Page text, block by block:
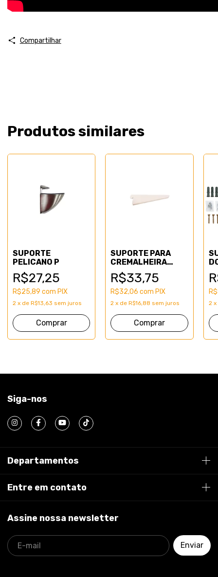
Compartilhar
Produtos similares
SUPORTE
PELICANO P
R$27,25
R$25,89 com PIX
2 x de R$13,63 sem juros
Comprar
SUPORTE PARA
CREMALHEIRA
DUPLA BRANCO
27cm
R$33,75
R$32,06com PIX
2 xdeR$16,88 sem juros 2 x
Siga-nos
Departamentos
Entre em contato
Assine nossa newsletter